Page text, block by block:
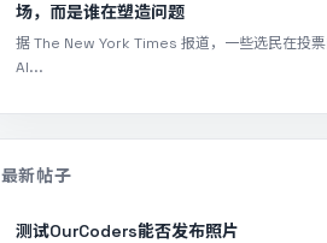
场，而是谁在塑造问题
据 The New York Times 报道，一些选民在投
AI...
最新帖子
测试OurCoders能否发布照片